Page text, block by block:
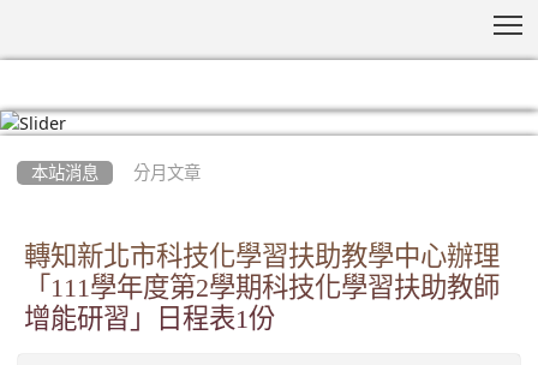
本站消息 分月文章
轉知新北市科技化學習扶助教學中心辦理
「111學年度第2學期科技化學習扶助教師
增能研習」日程表1份